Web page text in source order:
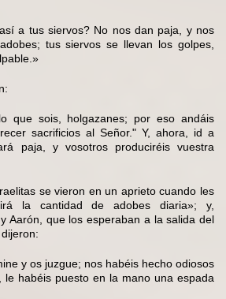
a tus siervos? No nos dan paja, y nos
tus siervos se llevan los golpes,
que sois, holgazanes; por eso andáis
sacrificios al Señor." Y, ahora, id a
paja, y vosotros produciréis vuestra
se vieron en un aprieto cuando les
la cantidad de adobes diaria»; y,
Aarón, que los esperaban a la salida del
y os juzgue; nos habéis hecho odiosos
habéis puesto en la mano una espada